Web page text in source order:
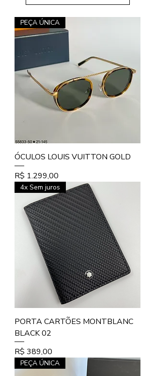
PEÇA ÚNICA
ÓCULOS LOUIS VUITTON GOLD
Preço
R$ 1.299,00
4x Sem juros
PORTA CARTÕES MONTBLANC
BLACK 02
Preço
R$ 389,00
PEÇA ÚNICA